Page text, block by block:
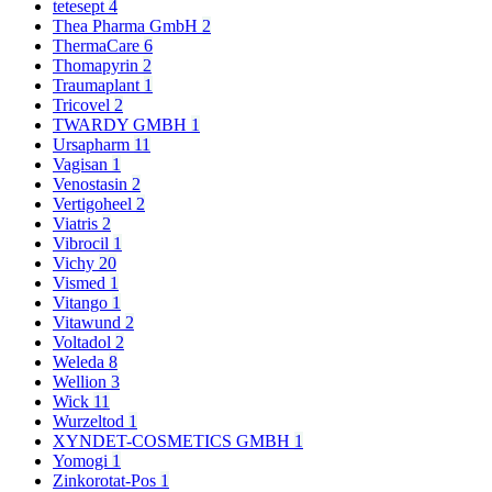
tetesept 4
Thea Pharma GmbH 2
ThermaCare 6
Thomapyrin 2
Traumaplant 1
Tricovel 2
TWARDY GMBH 1
Ursapharm 11
Vagisan 1
Venostasin 2
Vertigoheel 2
Viatris 2
Vibrocil 1
Vichy 20
Vismed 1
Vitango 1
Vitawund 2
Voltadol 2
Weleda 8
Wellion 3
Wick 11
Wurzeltod 1
XYNDET-COSMETICS GMBH 1
Yomogi 1
Zinkorotat-Pos 1